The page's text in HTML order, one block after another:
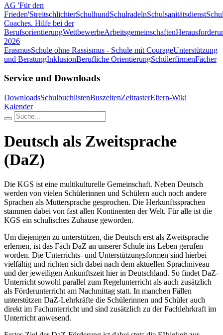
AG 'Für den
Frieden'StreitschlichterSchulhundSchulradelnSchulsanitätsdienst
Coaches. Hilfe bei der
BerufsorientierungWettbewerbeArbeitsgemeinschaften
2026
ErasmusSchule ohne Rassismus - Schule mit CourageUnterstützung
und BeratungInklusionBerufliche OrientierungSchülerfirmenFächer
Service und Downloads
DownloadsSchulbuchlistenBuszeitenZeitrasterEltern-Wiki
Kalender
Deutsch als Zweitsprache
(DaZ)
Die KGS ist eine multikulturelle Gemeinschaft. Neben Deutsch
werden von vielen Schülerinnen und Schülern auch noch andere
Sprachen als Muttersprache gesprochen. Die Herkunftssprachen
stammen dabei von fast allen Kontinenten der Welt. Für alle ist die
KGS ein schulisches Zuhause geworden.
Um diejenigen zu unterstützen, die Deutsch erst als Zweitsprache
erlernen, ist das Fach DaZ an unserer Schule ins Leben gerufen
worden. Die Unterrichts- und Unterstützungsformen sind hierbei
vielfältig und richten sich dabei nach dem aktuellen Sprachniveau
und der jeweiligen Ankunftszeit hier in Deutschland. So findet DaZ-
Unterricht sowohl parallel zum Regelunterricht als auch zusätzlich
als Förderunterricht am Nachmittag statt. In manchen Fällen
unterstützen DaZ-Lehrkräfte die Schülerinnen und Schüler auch
direkt im Fachunterricht und sind zusätzlich zu der Fachlehrkraft im
Unterricht anwesend.